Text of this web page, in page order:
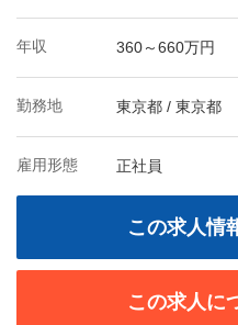
年収 360～660万円
勤務地 東京都 / 東京都
雇用形態 正社員
この求人情
この求人に